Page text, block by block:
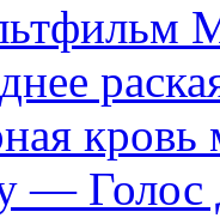
кровь
— Голос